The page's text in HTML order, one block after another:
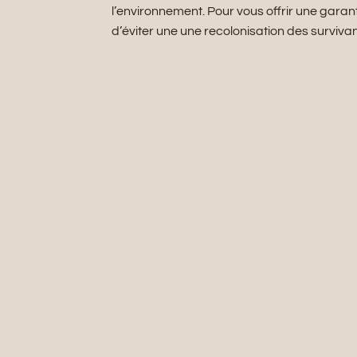
l’environnement. Pour vous offrir une
d’éviter une une recolonisation des